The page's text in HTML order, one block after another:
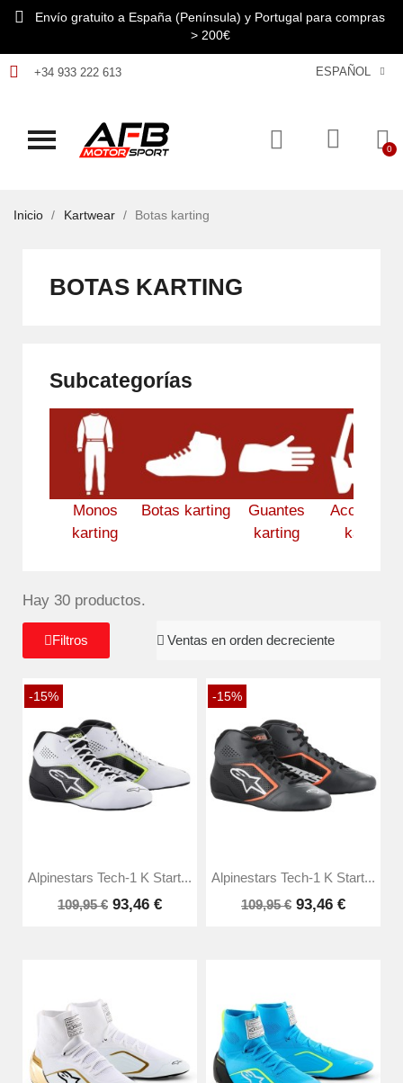
Envío gratuito a España (Península) y Portugal para compras
> 200€
+34 933 222 613 ESPAÑOL
Inicio Kartwear Botas karting
BOTAS KARTING
Subcategorías
Monos
karting
Botas karting
Guantes
karting
karting
Hay 30 productos.
Filtros
-15%
Alpinestars Tech-1 K Start...
109,95 € 93,46 €
-15%
Alpinestars Tech-1 K Start...
109,95 € 93,46 €